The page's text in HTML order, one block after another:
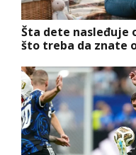
Šta dete nasleđuje
što treba da znate